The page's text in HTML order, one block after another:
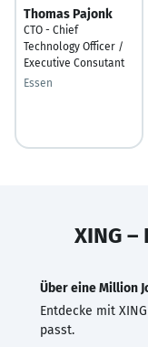
Thomas Pajonk
CTO - Chief
Technology Officer /
Executive Consutant
Essen
XING
Über eine Million
Entdecke mit
passt.